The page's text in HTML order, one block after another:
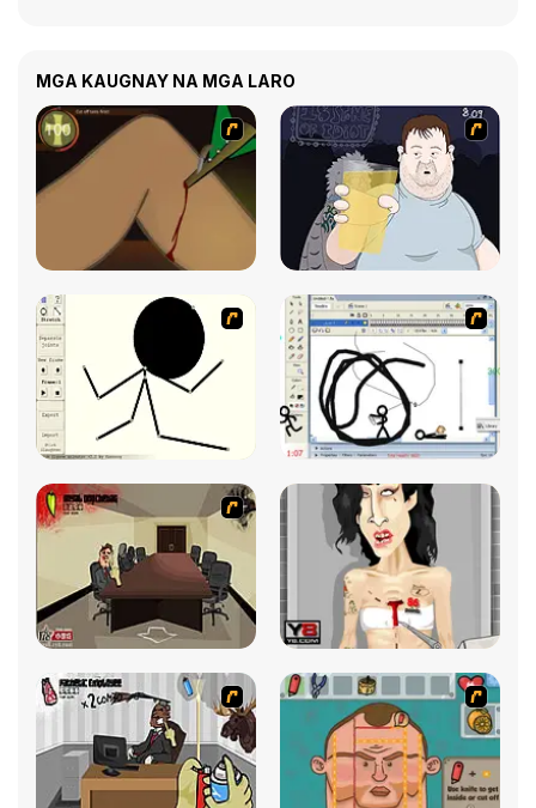
MGA KAUGNAY NA MGA LARO